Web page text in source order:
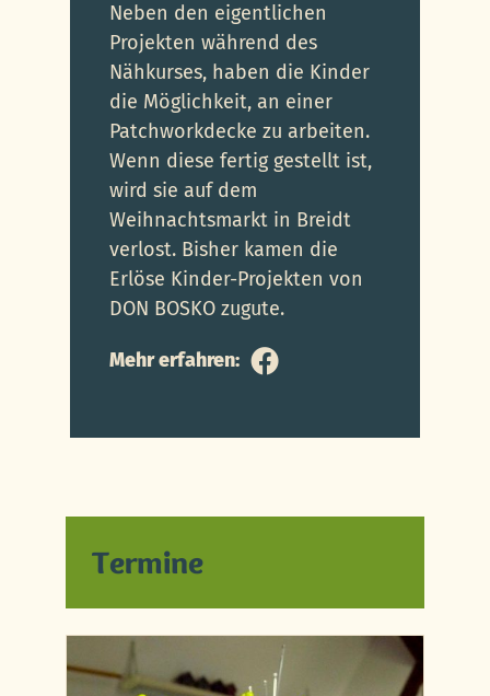
Neben den eigentlichen
Projekten während des
Nähkurses, haben die Kinder
die Möglichkeit, an einer
Patchworkdecke zu arbeiten.
Wenn diese fertig gestellt ist,
wird sie auf dem
Weihnachtsmarkt in Breidt
verlost. Bisher kamen die
Erlöse Kinder-Projekten von
DON BOSKO zugute.
Mehr erfahren:
Termine